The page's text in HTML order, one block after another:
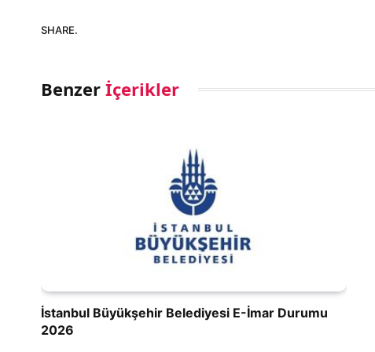
SHARE.
Benzer İçerikler
İstanbul Büyükşehir Belediyesi E-İmar Durumu
2026